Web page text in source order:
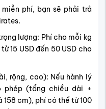
phí, bạn sẽ phải trả
lượng: Phí cho mỗi kg
15 USD đến 50 USD cho
rộng, cao): Nếu hành lý
phép (tổng chiều dài +
cm), phí có thể từ 100